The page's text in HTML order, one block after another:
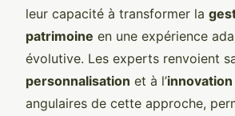
leur capacité à transformer la
patrimoine en une expérience
évolutive. Les experts renvoient
personnalisation et à l’innovation
angulaires de cette approche,